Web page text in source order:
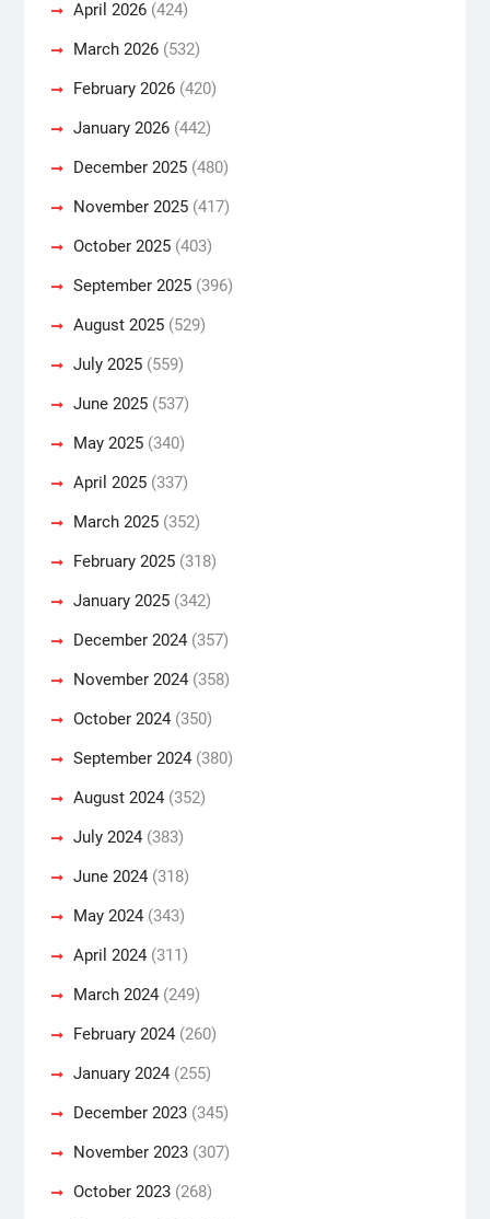
April 2026(424)
March 2026(532)
February 2026(420)
January 2026(442)
December 2025(480)
November 2025(417)
October 2025(403)
September 2025(396)
August 2025(529)
July 2025(559)
June 2025(537)
May 2025(340)
April 2025(337)
March 2025(352)
February 2025(318)
January 2025(342)
December 2024(357)
November 2024(358)
October 2024(350)
September 2024(380)
August 2024(352)
July 2024(383)
June 2024(318)
May 2024(343)
April 2024(311)
March 2024(249)
February 2024(260)
January 2024(255)
December 2023(345)
November 2023(307)
October 2023(268)